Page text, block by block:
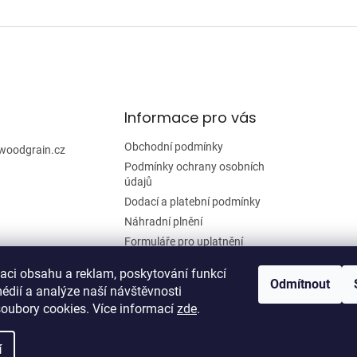
obsahu a reklam, poskytování funkcí
a analýze naší návštěvnosti
cookies. Více informací zde.
Odmítnout
Informace pro vás
Obchodní podmínky
Podmínky ochrany osobních
údajů
Dodací a platební podmínky
Náhradní plnění
Formuláře pro uplatnění
smlouvy
Moje objednávka